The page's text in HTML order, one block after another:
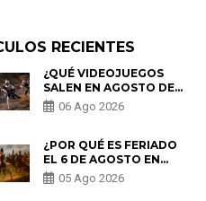
RECIENTES
¿QUÉ VIDEOJUEGOS
SALEN EN AGOSTO DE
2026? ESTOS SON LOS
ESTRENOS MÁS
06 Ago 2026
¿POR QUÉ ES FERIADO
EL 6 DE AGOSTO EN
PERÚ? ESTA ES LA
HISTORIA
05 Ago 2026